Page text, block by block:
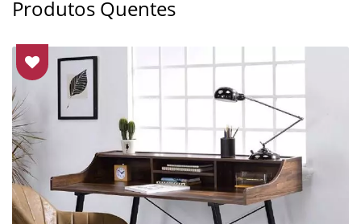
Produtos Quentes